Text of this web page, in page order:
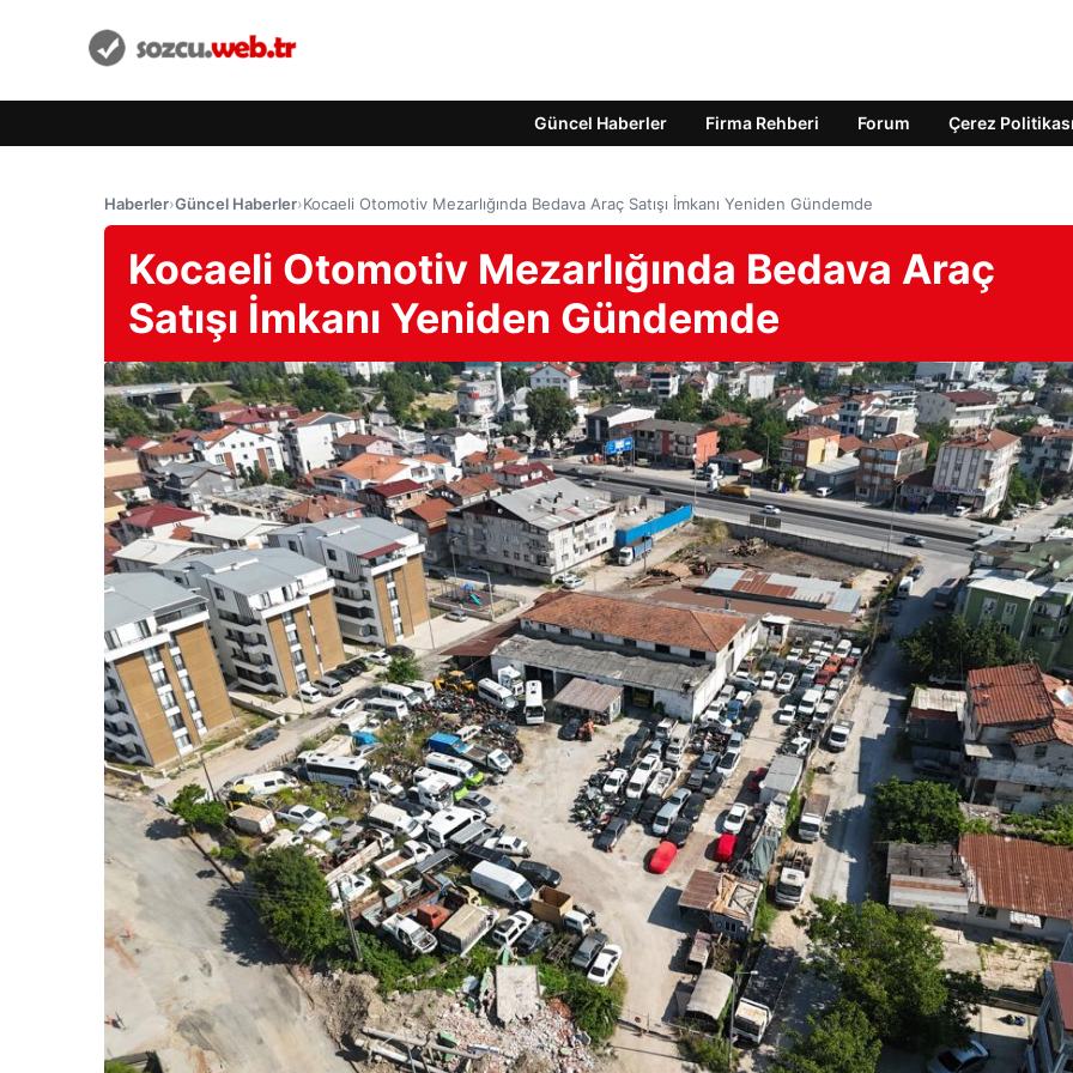
Güncel Haberler Firma Rehberi Forum Çerez Politikası
Haberler›Güncel Haberler›Kocaeli Otomotiv Mezarlığında Bedava Araç Satışı İmkanı Yeniden Gündemde
Kocaeli Otomotiv Mezarlığında Bedava Araç
Satışı İmkanı Yeniden Gündemde